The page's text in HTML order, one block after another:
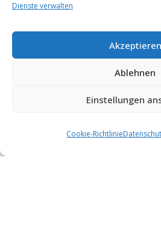
Dienste verwalten
Akzeptieren
Ablehnen
Einstellungen
Cookie-Richtlinie